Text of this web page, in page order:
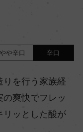
やや辛口 辛口
りを行う家族経
爽快でフレッ
リッとした酸が